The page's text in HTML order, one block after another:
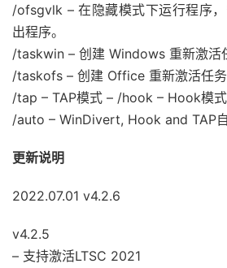
/ofsgvlk – 在隐藏模式下运行程序
出程序。
/taskwin – 创建 Windows 重新激活
/taskofs – 创建 Office 重新激活任务
/tap – TAP模式 – /hook – Hook模式
/auto – WinDivert, Hook and TAP
更新说明
2022.07.01 v4.2.6
v4.2.5
– 支持激活LTSC 2021